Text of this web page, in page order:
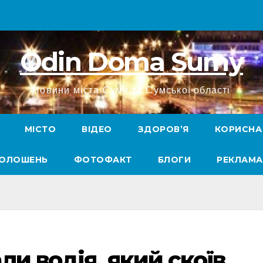
Odin Doma Sumy
Новини міста Суми та Сумської області
МІСТО ВІДЕО ЗДОРОВ’Я КОРИСНА
ФОТОФАКТ БЛОГИ РЕКЛАМА